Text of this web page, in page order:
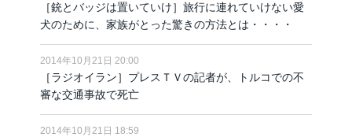
［銃とバッジは置いていけ］旅行に連れていけない愛
犬のために、家族がとった驚きの方法とは・・・・
2014年10月21日 20:00
［ラジオイラン］プレスＴＶの記者が、トルコでの不
審な交通事故で死亡
2014年10月21日 18:59